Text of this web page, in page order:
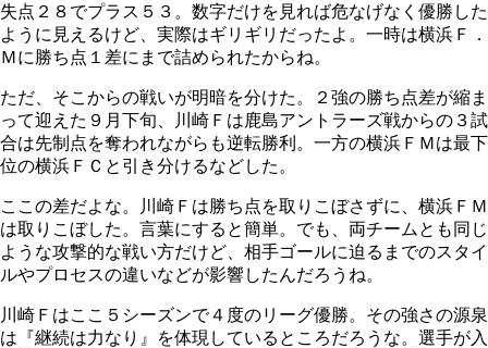
失点２８でプラス５３。数字だけを見れば危なげなく優勝した
ように見えるけど、実際はギリギリだったよ。一時は横浜Ｆ．
Ｍに勝ち点１差にまで詰められたからね。
ただ、そこからの戦いが明暗を分けた。２強の勝ち点差が縮ま
って迎えた９月下旬、川崎Ｆは鹿島アントラーズ戦からの３試
合は先制点を奪われながらも逆転勝利。一方の横浜ＦＭは最下
位の横浜ＦＣと引き分けるなどした。
ここの差だよな。川崎Ｆは勝ち点を取りこぼさずに、横浜ＦＭ
は取りこぼした。言葉にすると簡単。でも、両チームとも同じ
ような攻撃的な戦い方だけど、相手ゴールに迫るまでのスタイ
ルやプロセスの違いなどが影響したんだろうね。
川崎Ｆはここ５シーズンで４度のリーグ優勝。その強さの源泉
は『継続は力なり』を体現しているところだろうな。選手が入